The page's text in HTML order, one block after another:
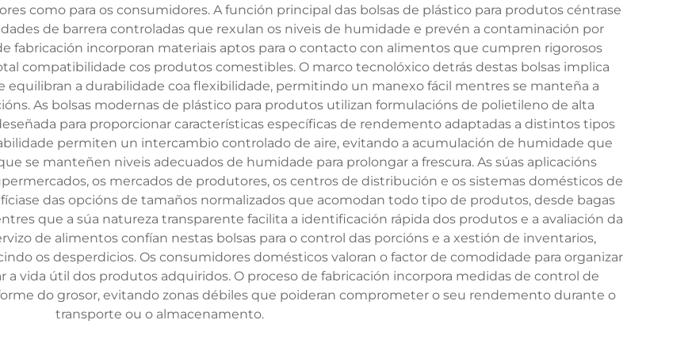
como para os consumidores. A función principal das bolsas de plástico para produtos céntrase
de barrera controladas que rexulan os niveis de humidade e prevén a contaminación por
fabricación incorporan materiais aptos para o contacto con alimentos que cumpren rigorosos
compatibilidade cos produtos comestibles. O marco tecnolóxico detrás destas bolsas implica
equilibran a durabilidade coa flexibilidade, permitindo un manexo fácil mentres se manteña a
As bolsas modernas de plástico para produtos utilizan formulacións de polietileno de alta
para proporcionar características específicas de rendemento adaptadas a distintos tipos
permiten un intercambio controlado de aire, evitando a acumulación de humidade que
se manteñen niveis adecuados de humidade para prolongar a frescura. As súas aplicacións
os mercados de produtores, os centros de distribución e os sistemas domésticos de
das opcións de tamaños normalizados que acomodan todo tipo de produtos, desde bagas
que a súa natureza transparente facilita a identificación rápida dos produtos e a avaliación da
de alimentos confían nestas bolsas para o control das porcións e a xestión de inventarios,
os desperdicios. Os consumidores domésticos valoran o factor de comodidade para organizar
a vida útil dos produtos adquiridos. O proceso de fabricación incorpora medidas de control de
do grosor, evitando zonas débiles que poideran comprometer o seu rendemento durante o
transporte ou o almacenamento.